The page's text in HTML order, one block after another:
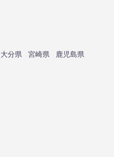
大分県 宮崎県
鹿児島県